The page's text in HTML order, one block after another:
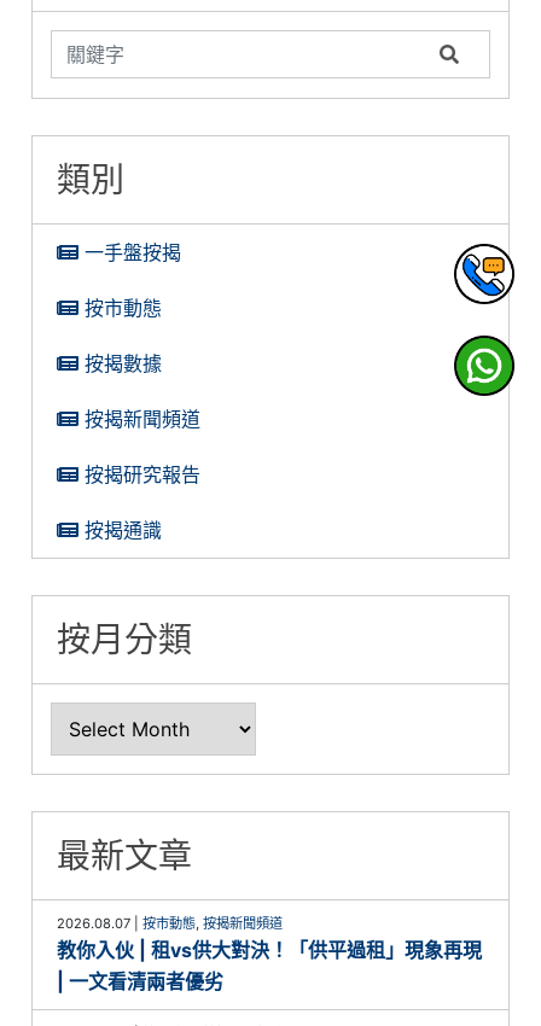
類別
一手盤按揭
按市動態
按揭數據
按揭新聞頻道
按揭研究報告
按揭通識
按月分類
最新文章
2026.08.07 |按市動態 ,按揭新聞頻道
教你入伙 | 租vs供大對決！「供平過租」現象再現
| 一文看清兩者優劣